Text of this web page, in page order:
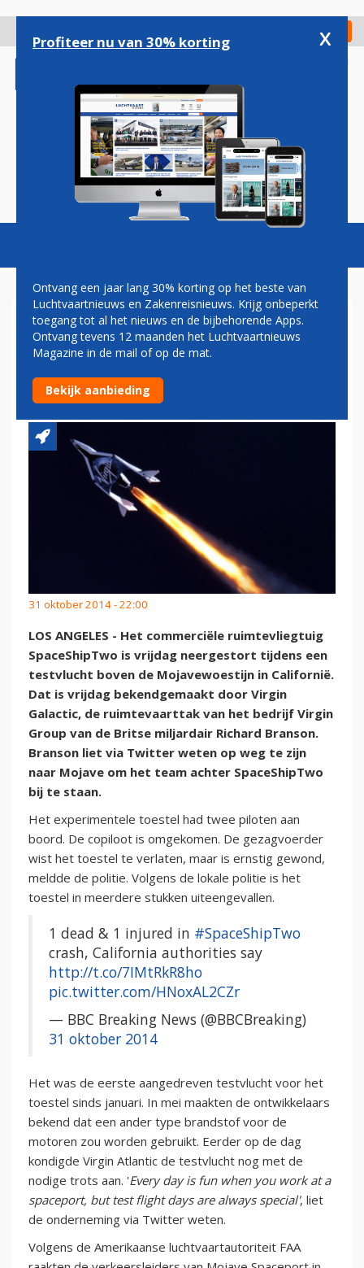
gaan
Check in
Magazine Podcasts Vacatures
RUIMTEVLIEGTUIG
SPACESHIPTWO GECRASHT
TIJDENS TESTVLUCHT
31 oktober 2014 - 22:00
LOS ANGELES - Het commerciële ruimtevliegtuig
SpaceShipTwo is vrijdag neergestort tijdens een
testvlucht boven de Mojavewoestijn in Californië.
Dat is vrijdag bekendgemaakt door Virgin
Galactic, de ruimtevaarttak van het bedrijf Virgin
Group van de Britse miljardair Richard Branson.
Branson liet via Twitter weten op weg te zijn
naar Mojave om het team achter SpaceShipTwo
bij te staan.
Het experimentele toestel had twee piloten aan
boord. De copiloot is omgekomen. De gezagvoerder
wist het toestel te verlaten, maar is ernstig gewond,
meldde de politie. Volgens de lokale politie is het
toestel in meerdere stukken uiteengevallen.
1 dead & 1 injured in #SpaceShipTwo
crash, California authorities say
http://t.co/7IMtRkR8ho
pic.twitter.com/HNoxAL2CZr
— BBC Breaking News (@BBCBreaking)
31 oktober 2014
Het was de eerste aangedreven testvlucht voor het
toestel sinds januari. In mei maakten de ontwikkelaars
bekend dat een ander type brandstof voor de
motoren zou worden gebruikt. Eerder op de dag
kondigde Virgin Atlantic de testvlucht nog met de
nodige trots aan. 'Every day is fun when you work at a
spaceport, but test flight days are always special', liet
de onderneming via Twitter weten.
Volgens de Amerikaanse luchtvaartautoriteit FAA
Profiteer nu van 30% korting x
Ontvang een jaar lang 30% korting op het beste van
Luchtvaartnieuws en Zakenreisnieuws. Krijg onbeperkt
toegang tot al het nieuws en de bijbehorende Apps.
Ontvang tevens 12 maanden het Luchtvaartnieuws
Magazine in de mail of op de mat.
Bekijk aanbieding